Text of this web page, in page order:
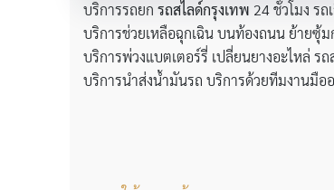
บริการรถยก รถสไลด์กรุงเทพ 24 ชั่วโมง ร
บริการช่วยเหลือฉุกเฉิน บนท้องถนน ย้ายซุ้
บริการพ่วงแบตเตอร์รี่ เปลี่ยนยางอะไหล่ ร
บริการนำส่งน้ำมันรถ บริการด้วยทีมงานมื